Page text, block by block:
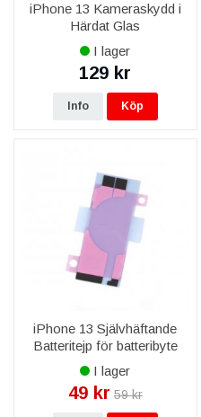
iPhone 13 Kameraskydd i
Härdat Glas
I lager
129 kr
Info Köp
iPhone 13 Självhäftande
Batteritejp för batteribyte
I lager
49 kr 59 kr